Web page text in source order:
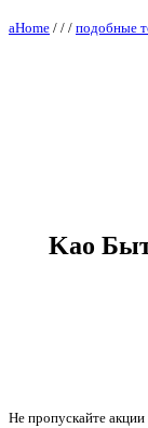
aHome / / / подобные
Kao
Не пропускайте